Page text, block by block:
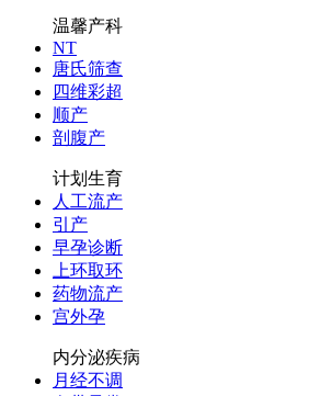
温馨产科
NT
唐氏筛查
四维彩超
顺产
剖腹产
计划生育
人工流产
引产
早孕诊断
上环取环
药物流产
宫外孕
内分泌疾病
月经不调